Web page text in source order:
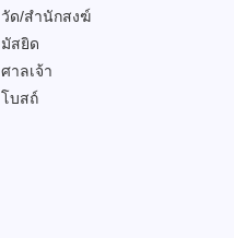
วัด/สำนักสงฆ์
มัสยิด
ศาลเจ้า
โบสถ์